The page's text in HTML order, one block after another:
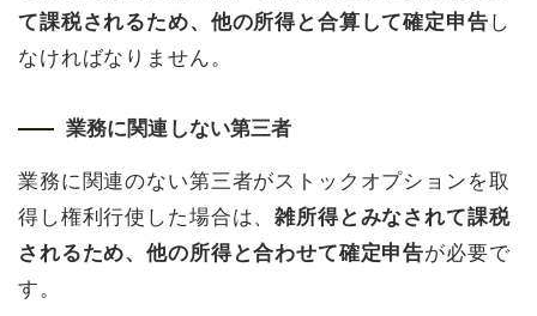
て課税されるため、他の所得と合算して確定申告 し
なければなりません。
業務に関連しない第三者
業務に関連のない第三者がストックオプションを取
得し権利行使した場合は、雑所得とみなされて課税
されるため、他の所得と合わせて確定申告が必要で
す。